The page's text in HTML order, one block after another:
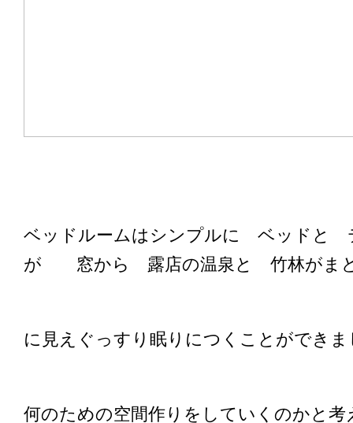
ベッドルームはシンプルに ベッドと
が 窓から 露店の温泉と 竹林がま
に見えぐっすり眠りにつくことができま
何のための空間作りをしていくのかと